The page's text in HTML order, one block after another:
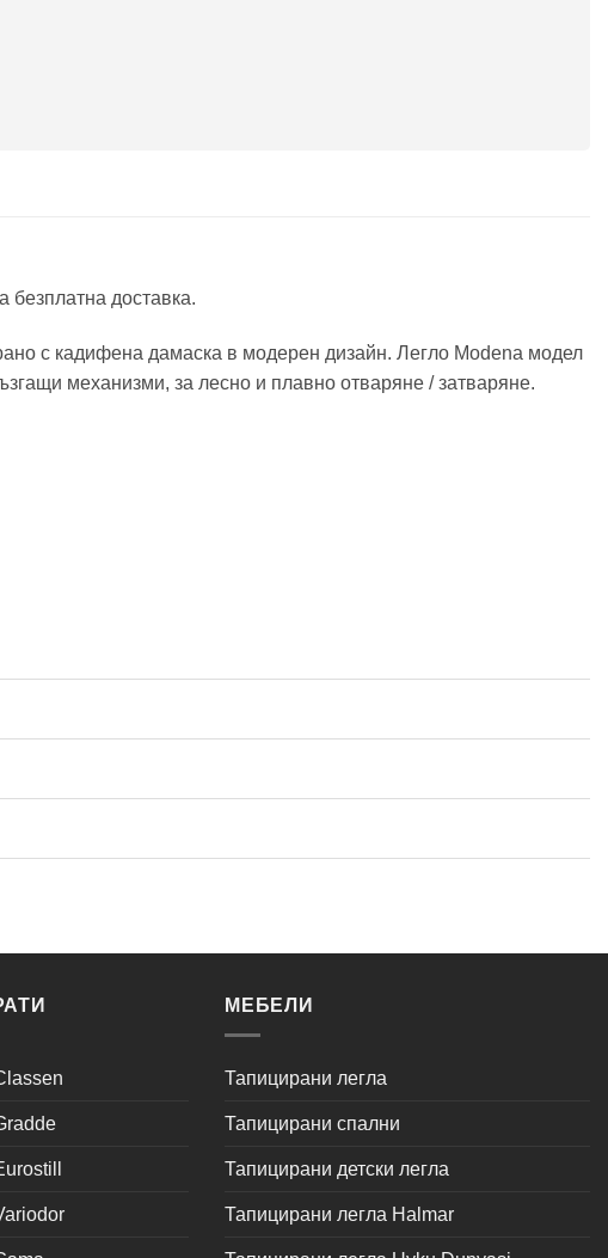
безплатна доставка.
с кадифена дамаска в модерен дизайн. Легло Modena модел
механизми, за лесно и плавно отваряне / затваряне.
МЕБЕЛИ
Тапицирани легла
Тапицирани спални
Тапицирани детски легла
Тапицирани легла Halmar